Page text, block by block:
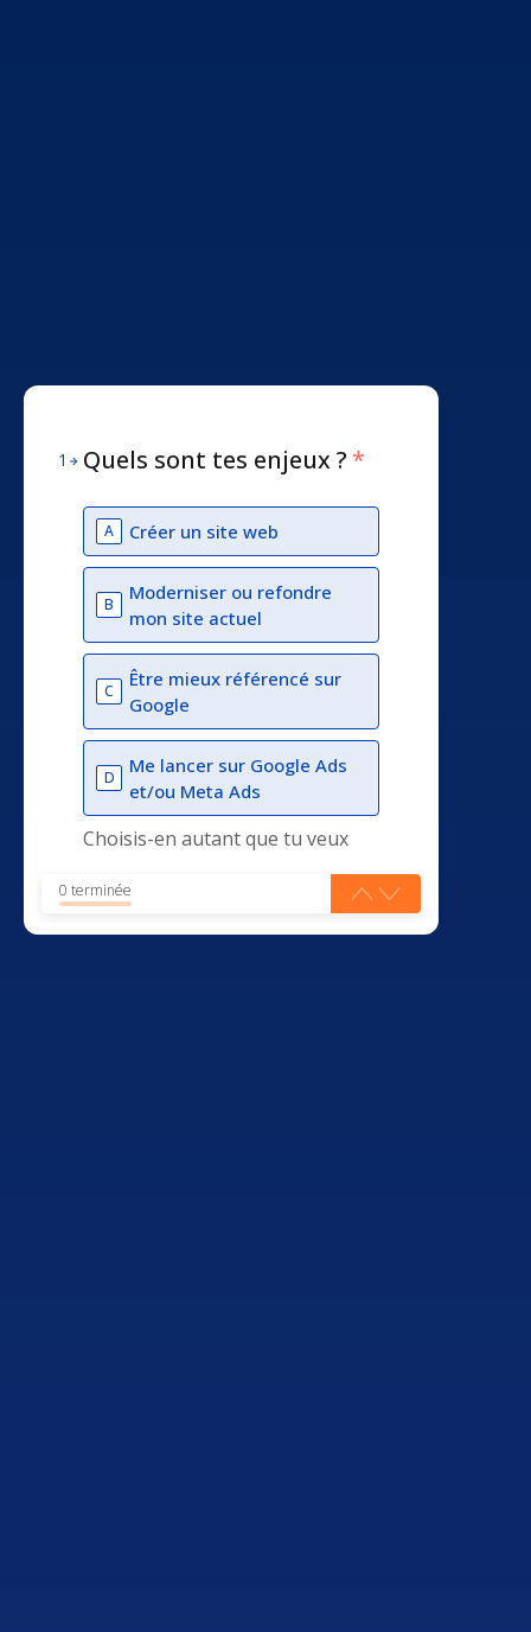
1 Quels sont tes enjeux ? *
A Créer un site web
B
Moderniser ou refondre
mon site actuel
C
Être mieux référencé sur
Google
D
Me lancer sur Google Ads
et/ou Meta Ads
Choisis-en autant que tu veux
0 terminée